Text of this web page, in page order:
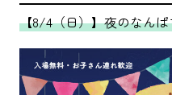
【8/4（日）】夜のなん